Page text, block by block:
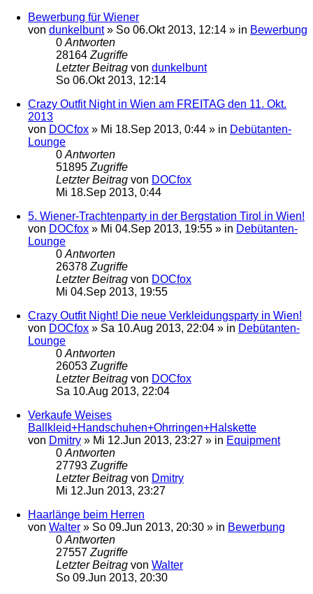
Bewerbung für Wiener
von dunkelbunt» So 06.Okt 2013, 12:14 » in Bewerbung
0 Antworten
28164 Zugriffe
Letzter Beitrag von dunkelbunt
So 06.Okt 2013, 12:14
Crazy Outfit Night in Wien am FREITAG den 11. Okt.
2013
von DOCfox » Mi 18.Sep 2013, 0:44 » in Debütanten-
Lounge
0 Antworten
51895 Zugriffe
Letzter Beitrag von DOCfox
Mi 18.Sep 2013, 0:44
5. Wiener-Trachtenparty in der Bergstation Tirol in Wien!
von DOCfox » Mi 04.Sep 2013, 19:55 » in Debütanten-
Lounge
0 Antworten
26378 Zugriffe
Letzter Beitrag von DOCfox
Mi 04.Sep 2013, 19:55
Crazy Outfit Night! Die neue Verkleidungsparty in Wien!
von DOCfox » Sa 10.Aug 2013, 22:04 » in Debütanten-
Lounge
0 Antworten
26053 Zugriffe
Letzter Beitrag von DOCfox
Sa 10.Aug 2013, 22:04
Verkaufe Weises
Ballkleid+Handschuhen+Ohrringen+Halskette
von Dmitry » Mi 12.Jun 2013, 23:27 » in Equipment
0 Antworten
27793 Zugriffe
Letzter Beitrag von Dmitry
Mi 12.Jun 2013, 23:27
Haarlänge beim Herren
von Walter » So 09.Jun 2013, 20:30 » in Bewerbung
0 Antworten
27557 Zugriffe
Letzter Beitrag von Walter
So 09.Jun 2013, 20:30